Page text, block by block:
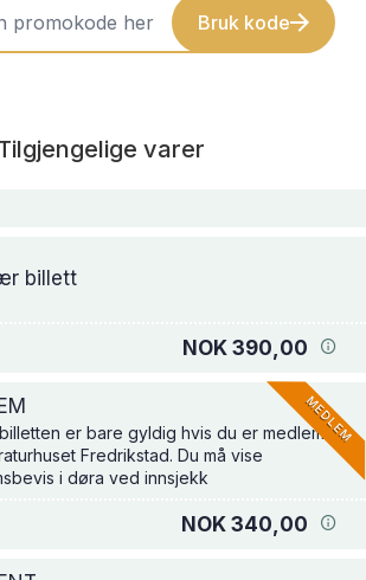
Bruk kode
varer
billett
NOK 390,00
er bare gyldig hvis du er medlem
Fredrikstad. Du må vise
i døra ved innsjekk
NOK 340,00
MEDLEM